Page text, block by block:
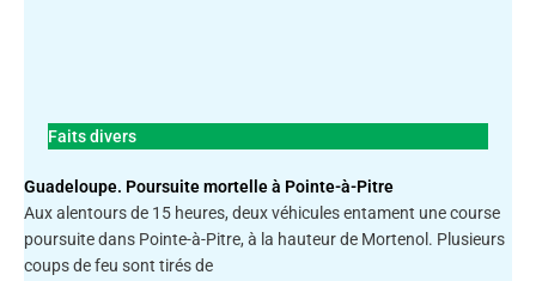
Faits divers
Guadeloupe. Poursuite mortelle à Pointe-à-Pitre
Aux alentours de 15 heures, deux véhicules entament une course
poursuite dans Pointe-à-Pitre, à la hauteur de Mortenol. Plusieurs
coups de feu sont tirés de